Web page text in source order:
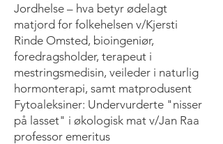
Jordhelse – hva betyr ødelagt
matjord for folkehelsen v/Kjersti
Rinde Omsted, bioingeniør,
foredragsholder, terapeut i
mestringsmedisin, veileder i naturlig
hormonterapi, samt matprodusent
Fytoaleksiner: Undervurderte "nisser
på lasset" i økologisk mat v/Jan Raa
professor emeritus